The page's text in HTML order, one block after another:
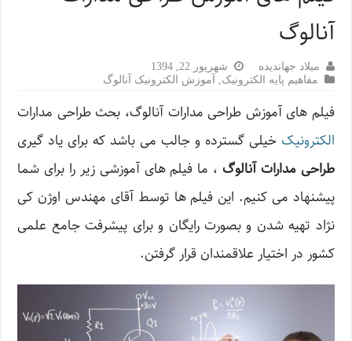
آنالوگ
میلاد جهاندیده
شهریور 22, 1394
مفاهیم پایه الکترونیک
آموزش الکترونیک آنالوگ
فیلم های آموزش طراحی مدارات آنالوگ، بحث طراحی مدارات
الکترونیک خیلی گسترده و جالب می باشد که برای یاد گیری
طراحی مدارات آنالوگ ، ما فیلم های آموزشی زیر را برای شما
پیشنهاد می کنیم. این فیلم ها توسط آقای مهندس اوژن کی
نژاد تهیه شدن و بصورت رایگان و برای پیشرفت جامع علمی
کشور در اختیار علاقمندان قرار گرفتن.